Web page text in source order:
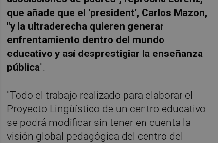
que añade que el 'president', Carlos Mazon,
"y la ultraderecha quieren generar
enfrentamiento dentro del mundo
educativo y así desprestigiar la enseñanza
pública".
"Todo el trabajo realizado para elaborar el
Proyecto Lingüístico de un centro educativo
se podrá modificar sin tener en cuenta la
visión global pedagógica del centro del